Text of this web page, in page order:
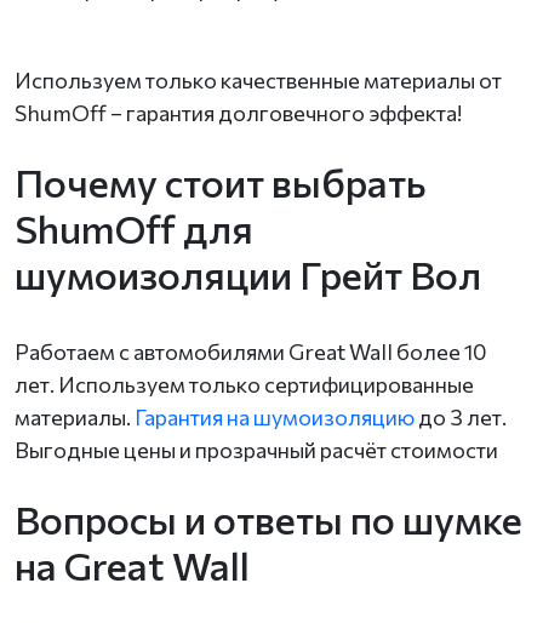
Используем только качественные материалы от
ShumOff – гарантия долговечного эффекта!
Почему стоит выбрать
ShumOff для
шумоизоляции Грейт Вол
Работаем с автомобилями Great Wall более 10
лет. Используем только сертифицированные
материалы. Гарантия на шумоизоляциюдо 3 лет.
Выгодные цены и прозрачный расчёт стоимости
Вопросы и ответы по шумке
на Great Wall